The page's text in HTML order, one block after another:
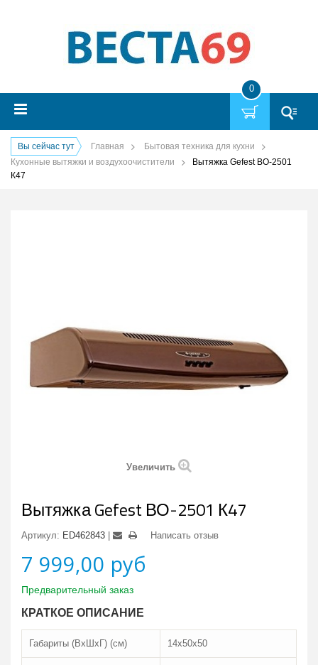
0
Вы сейчас тут Главная
Бытовая техника для кухни
Кухонные вытяжки и воздухоочистители
Вытяжка Gefest ВО-2501
К47
Увеличить
Вытяжка Gefest ВО-2501 К47
Артикул: ED462843 Написать отзыв
7 999,00 руб
Предварительный заказ
КРАТКОЕ ОПИСАНИЕ
Габариты (ВхШхГ) (см) 14х50х50